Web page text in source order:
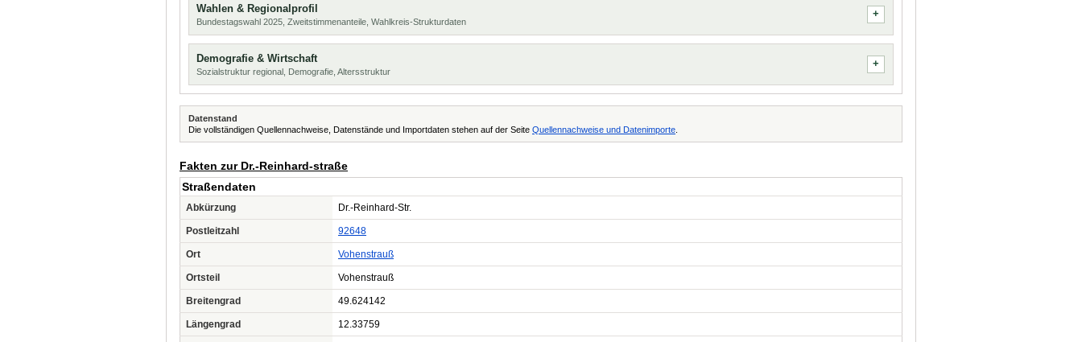
Wahlen & Regionalprofil
Bundestagswahl 2025, Zweitstimmenanteile, Wahlkreis-Strukturdaten
Demografie & Wirtschaft
Sozialstruktur regional, Demografie, Altersstruktur
Datenstand
Die vollständigen Quellennachweise, Datenstände und Importdaten stehen auf der Seite Quellennachweise und Datenimporte
Fakten zur Dr.-Reinhard-straße
Straßendaten
Abkürzung Dr.-Reinhard-Str.
Postleitzahl 92648
Ort Vohenstrauß
Ortsteil Vohenstrauß
Breitengrad 49.624142
Längengrad 12.33759